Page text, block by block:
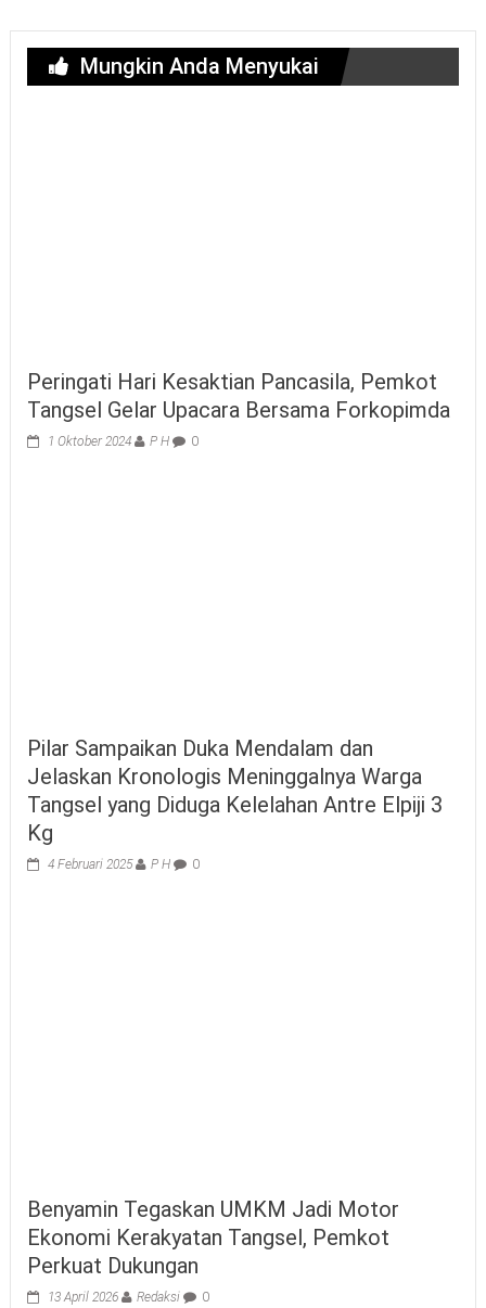
Mungkin Anda Menyukai
Peringati Hari Kesaktian Pancasila, Pemkot
Tangsel Gelar Upacara Bersama Forkopimda
1 Oktober 2024 P H 0
Pilar Sampaikan Duka Mendalam dan
Jelaskan Kronologis Meninggalnya Warga
Tangsel yang Diduga Kelelahan Antre Elpiji 3
Kg
4 Februari 2025 P H 0
Benyamin Tegaskan UMKM Jadi Motor
Ekonomi Kerakyatan Tangsel, Pemkot
Perkuat Dukungan
13 April 2026 Redaksi 0